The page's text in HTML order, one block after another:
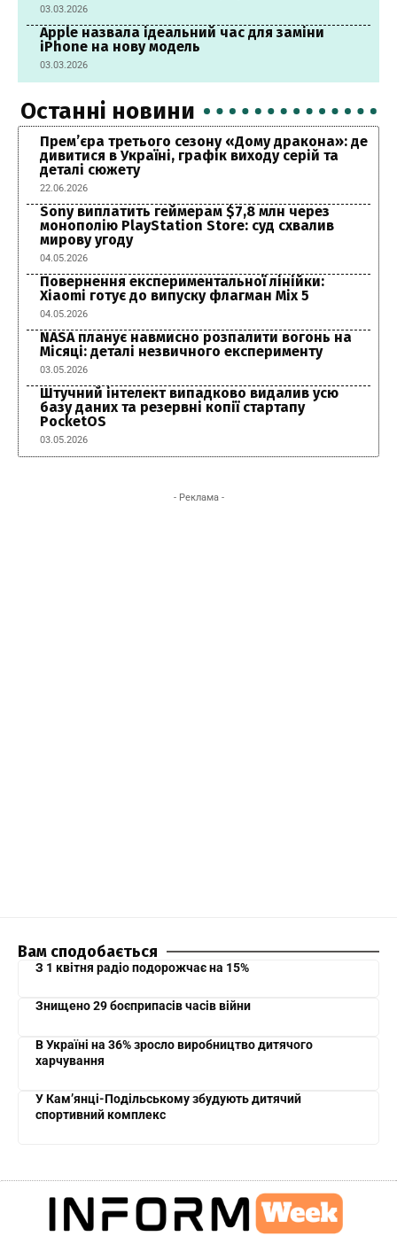
03.03.2026
Apple назвала ідеальний час для заміни
iPhone на нову модель
03.03.2026
Останні новини
Прем’єра третього сезону «Дому дракона»: де
дивитися в Україні, графік виходу серій та
деталі сюжету
22.06.2026
Sony виплатить геймерам $7,8 млн через
монополію PlayStation Store: суд схвалив
мирову угоду
04.05.2026
Повернення експериментальної лінійки:
Xiaomi готує до випуску флагман Mix 5
04.05.2026
NASA планує навмисно розпалити вогонь на
Місяці: деталі незвичного експерименту
03.05.2026
Штучний інтелект випадково видалив усю
базу даних та резервні копії стартапу
PocketOS
03.05.2026
- Реклама -
Вам сподобається
З 1 квітня радіо подорожчає на 15%
Знищено 29 боєприпасів часів війни
В Україні на 36% зросло виробництво дитячого
харчування
У Кам’янці-Подільському збудують дитячий
спортивний комплекс